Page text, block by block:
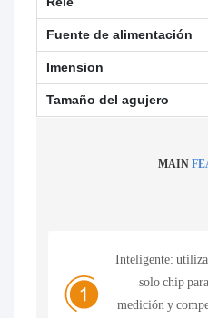
Fuente de alimentación
Imension
Tamaño del agujero
MAIN
Inteligente:
solo chip
medición y